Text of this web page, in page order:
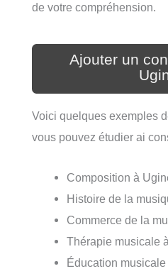
de votre compréhension.
Ajouter un
Voici quelques exemples
vous pouvez étudier ai
Composition à
Histoire de la
Commerce de la
Thérapie musicale
Éducation